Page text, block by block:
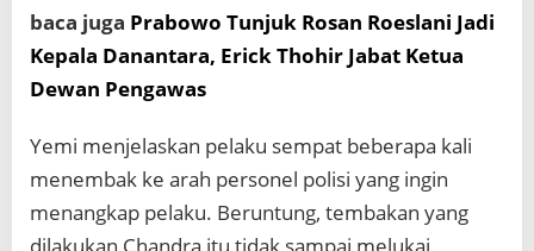
baca juga Prabowo Tunjuk Rosan Roeslani Jadi
Kepala Danantara, Erick Thohir Jabat Ketua
Dewan Pengawas
Yemi menjelaskan pelaku sempat beberapa kali
menembak ke arah personel polisi yang ingin
menangkap pelaku. Beruntung, tembakan yang